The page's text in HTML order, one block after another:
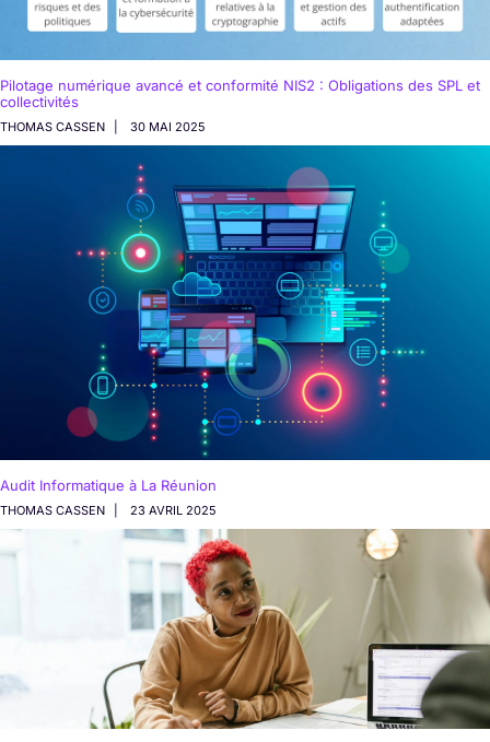
Pilotage numérique avancé et conformité NIS2 : Obligations des SPL et
collectivités
THOMAS CASSEN 30 MAI 2025
Audit Informatique à La Réunion
THOMAS CASSEN 23 AVRIL 2025